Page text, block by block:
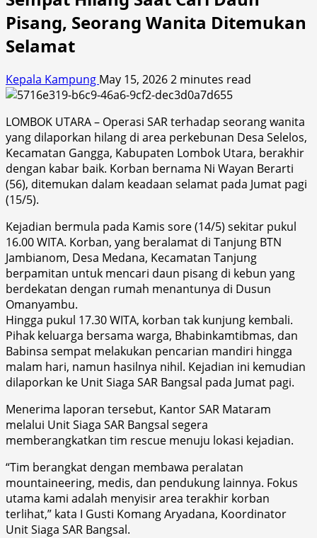
Pisang, Seorang Wanita Ditemukan
Selamat
Kepala Kampung May 15, 20262 minutes read
LOMBOK UTARA – Operasi SAR terhadap seorang wanita
yang dilaporkan hilang di area perkebunan Desa Selelos,
Kecamatan Gangga, Kabupaten Lombok Utara, berakhir
dengan kabar baik. Korban bernama Ni Wayan Berarti
(56), ditemukan dalam keadaan selamat pada Jumat pagi
(15/5).
Kejadian bermula pada Kamis sore (14/5) sekitar pukul
16.00 WITA. Korban, yang beralamat di Tanjung BTN
Jambianom, Desa Medana, Kecamatan Tanjung
berpamitan untuk mencari daun pisang di kebun yang
berdekatan dengan rumah menantunya di Dusun
Omanyambu.
Hingga pukul 17.30 WITA, korban tak kunjung kembali.
Pihak keluarga bersama warga, Bhabinkamtibmas, dan
Babinsa sempat melakukan pencarian mandiri hingga
malam hari, namun hasilnya nihil. Kejadian ini kemudian
dilaporkan ke Unit Siaga SAR Bangsal pada Jumat pagi.
Menerima laporan tersebut, Kantor SAR Mataram
melalui Unit Siaga SAR Bangsal segera
memberangkatkan tim rescue menuju lokasi kejadian.
“Tim berangkat dengan membawa peralatan
mountaineering, medis, dan pendukung lainnya. Fokus
utama kami adalah menyisir area terakhir korban
terlihat,” kata I Gusti Komang Aryadana, Koordinator
Unit Siaga SAR Bangsal.